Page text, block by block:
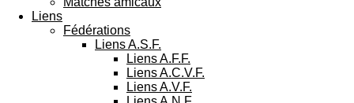
Liens
Fédérations
Liens A.S.F.
Liens A.F.F.
Liens A.C.V.F.
Liens A.V.F.